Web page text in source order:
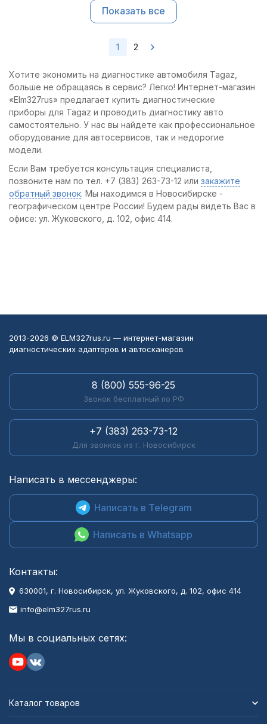
Показать все
1 2
Хотите экономить на диагностике автомобиля Tagaz,
больше не обращаясь в сервис? Легко! Интернет-магазин
«Elm327rus» предлагает купить диагностические
приборы для Tagaz и проводить диагностику авто
самостоятельно. У нас вы найдете как профессиональное
оборудование для автосервисов, так и недорогие
модели.
Если Вам требуется консультация специалиста,
позвоните нам по тел. +7 (383) 263-73-12 или закажите
обратный звонок. Мы находимся в Новосибирске -
географическом центре России! Будем рады видеть Вас в
офисе: ул. Жуковского, д. 102, офис 414.
2013-2026 © ELM327rus.ru — интернет-магазин
диагностических адаптеров и автосканеров
8 (800) 555-96-25
Звонок бесплатный по РФ
+7 (383) 263-73-12
Для звонков из г. Новосибирск
Написать в мессенджеры:
Написать в Telegram
Написать в Whatsapp
Контакты:
630001, г. Новосибирск, ул. Жуковского, д. 102, офис 414
info@elm327rus.ru
Мы в социальных сетях:
Каталог товаров